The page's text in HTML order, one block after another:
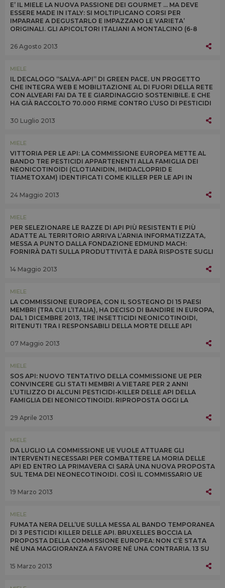
E’ IL MIELE LA NUOVA PASSIONE DEI GOURMET ... MA DEVE
ESSERE MADE IN ITALY: SI MOLTIPLICANO CORSI PER
IMPARARE A DEGUSTARLO E IMPAZZANO LE VARIETA’
ORIGINALI. GLI APICOLTORI ITALIANI A MONTALCINO (6-8
26 Agosto 2013
MIELE
IL DECALOGO “SALVA-API” DI GREEN PACE. UN PROGETTO
CHE INTEGRA WEB E MOBILITAZIONE AL DI FUORI DELLA RETE
CON ALVEARI FAI DA TE E GIARDINAGGIO SOSTENIBILE. E CHE
HA GIÀ RACCOLTO 70.000 FIRME CONTRO L’USO DI PESTICIDI
30 Luglio 2013
MIELE
VITTORIA PER LE API: LA COMMISSIONE EUROPEA METTE AL
BANDO TRE PESTICIDI APPARTENENTI ALLA FAMIGLIA DEI
NEONICOTINOIDI (CLOTIANIDIN, IMIDACLOPRID E
TIAMETOXAM) IDENTIFICATI COME KILLER PER LE API IN
24 Maggio 2013
MIELE
PER SELEZIONARE LE RAZZE DI API PIÙ RESISTENTI E PIÙ
ADATTE AL TERRITORIO ARRIVA L’ARNIA INFORMATIZZATA,
MESSA A PUNTO DALLA FONDAZIONE EDMUND MACH:
FORNIRÀ DATI SULLA PRODUTTIVITÀ E DARÀ RISPOSTE SUGLI
14 Maggio 2013
MIELE
LA COMMISSIONE EUROPEA, CON IL SOSTEGNO DI 15 PAESI
MEMBRI (TRA CUI L’ITALIA), HA DECISO DI BANDIRE IN EUROPA,
DAL 1 DICEMBRE 2013, TRE INSETTICIDI NEONICOTINOIDI,
RITENUTI TRA I RESPONSABILI DELLA MORTE DELLE API
07 Maggio 2013
MIELE
SOS API: NUOVO TENTATIVO DELLA COMMISSIONE UE PER
CONVINCERE GLI STATI MEMBRI A VIETARE PER 2 ANNI
L’UTILIZZO DI ALCUNI PESTICIDI-KILLER DELLE API DELLA
FAMIGLIA DEI NEONICOTINOIDI. RIPROPOSTA OGGI LA
29 Aprile 2013
MIELE
DA LUGLIO LA COMMISSIONE UE VUOLE ATTUARE GLI
INTERVENTI NECESSARI PER COMBATTERE LA MORIA DELLE
API ED ENTRO LA PRIMAVERA CI SARÀ UNA NUOVA PROPOSTA
SUL TEMA DEI NEONECOTINOIDI. COSÌ IL COMMISSARIO UE
19 Marzo 2013
MIELE
FUMATA NERA DELL’UE SULLA MESSA AL BANDO TEMPORANEA
DI 3 PESTICIDI KILLER DELLE API. BRUXELLES BOCCIA LA
PROPOSTA DELLA COMMISSIONE EUROPEA: NON C’È STATA
NÉ UNA MAGGIORANZA A FAVORE NÉ UNA CONTRARIA. 13 SU
15 Marzo 2013